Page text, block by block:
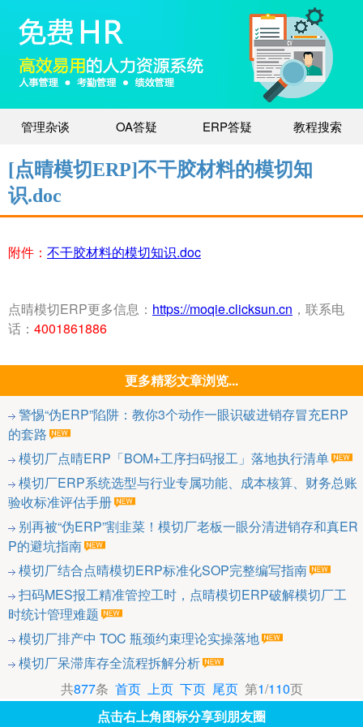
管理杂谈 OA答疑 ERP答疑 教程搜索
[点晴模切ERP]不干胶材料的模切知
识.doc
附件： 不干胶材料的模切知识.doc
点晴模切ERP更多信息： https://moqie.clicksun.cn ，联系电
话： 4001861886
更多精彩文章浏览...
警惕“伪ERP”陷阱：教你3个动作一眼识破进销存冒充ERP
的套路
模切厂点晴ERP「BOM+工序扫码报工」落地执行清单
模切厂ERP系统选型与行业专属功能、成本核算、财务总账
验收标准评估手册
别再被“伪ERP”割韭菜！模切厂老板一眼分清进销存和真ER
P的避坑指南
模切厂结合点晴模切ERP标准化SOP完整编写指南
扫码MES报工精准管控工时，点晴模切ERP破解模切厂工
时统计管理难题
模切厂排产中 TOC 瓶颈约束理论实操落地
模切厂呆滞库存全流程拆解分析
共877条 首页 上页 下页 尾页第1/110页
点击右上角图标分享到朋友圈